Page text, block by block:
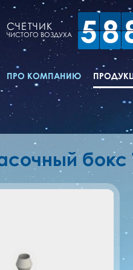
СЧЕТЧИК
ЧИСТОГО ВОЗДУХА 58
ПРО КОМПАНИЮ
бокс